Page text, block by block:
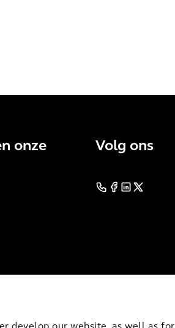
onze
Volg ons